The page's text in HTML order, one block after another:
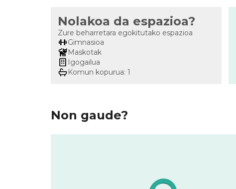
Nolakoa da espazioa?
Zure beharretara egokitutako espazioa
Gimnasioa
Maskotak
Igogailua
Komun kopurua: 1
Non gaude?